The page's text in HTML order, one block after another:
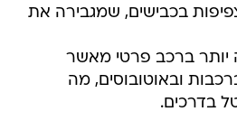
בכבישים, שמגבירה את
יותר ברכב פרטי מאשר
ובאוטובוסים, מה
בדרכים.